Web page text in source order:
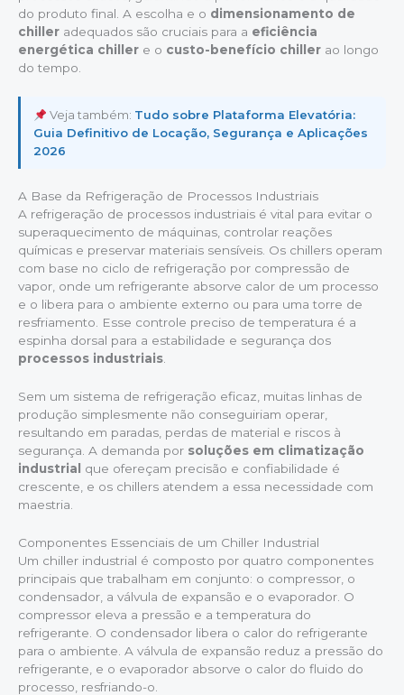
do produto final. A escolha e o dimensionamento de
chiller adequados são cruciais para a eficiência
energética chiller e o custo-benefício chiller ao longo
do tempo.
Veja também: Tudo sobre Plataforma Elevatória:
Guia Definitivo de Locação, Segurança e Aplicações
2026
A Base da Refrigeração de Processos Industriais
A refrigeração de processos industriais é vital para evitar o
superaquecimento de máquinas, controlar reações
químicas e preservar materiais sensíveis. Os chillers operam
com base no ciclo de refrigeração por compressão de
vapor, onde um refrigerante absorve calor de um processo
e o libera para o ambiente externo ou para uma torre de
resfriamento. Esse controle preciso de temperatura é a
espinha dorsal para a estabilidade e segurança dos
processos industriais.
Sem um sistema de refrigeração eficaz, muitas linhas de
produção simplesmente não conseguiriam operar,
resultando em paradas, perdas de material e riscos à
segurança. A demanda por soluções em climatização
industrial
que ofereçam precisão e confiabilidade é
crescente, e os chillers atendem a essa necessidade com
maestria.
Componentes Essenciais de um Chiller Industrial
Um chiller industrial é composto por quatro componentes
principais que trabalham em conjunto: o compressor, o
condensador, a válvula de expansão e o evaporador. O
compressor eleva a pressão e a temperatura do
refrigerante. O condensador libera o calor do refrigerante
para o ambiente. A válvula de expansão reduz a pressão do
refrigerante, e o evaporador absorve o calor do fluido do
processo, resfriando-o.